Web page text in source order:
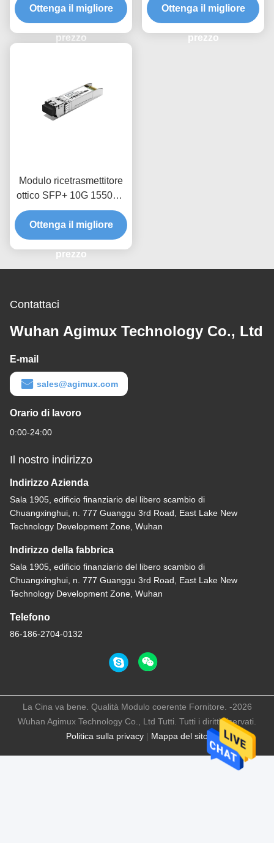
Ottenga il migliore
prezzo
Ottenga il migliore
prezzo
Modulo ricetrasmettitore
ottico SFP+ 10G 1550nm
40Km CDR/NCDR
Ottenga il migliore
prezzo
Contattaci
Wuhan Agimux Technology Co., Ltd
E-mail
sales@agimux.com
Orario di lavoro
0:00-24:00
Il nostro indirizzo
Indirizzo Azienda
Sala 1905, edificio finanziario del libero scambio di
Chuangxinghui, n. 777 Guanggu 3rd Road, East Lake New
Technology Development Zone, Wuhan
Indirizzo della fabbrica
Sala 1905, edificio finanziario del libero scambio di
Chuangxinghui, n. 777 Guanggu 3rd Road, East Lake New
Technology Development Zone, Wuhan
Telefono
86-186-2704-0132
Politica sulla privacy | Mappa del sito
La Cina va bene. Qualità Modulo coerente Fornitore. -2026
Wuhan Agimux Technology Co., Ltd Tutti. Tutti i diritti riservati.